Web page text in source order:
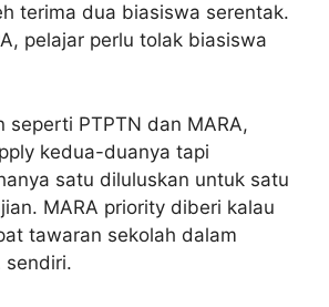
terima dua biasiswa serentak.
pelajar perlu tolak biasiswa
seperti PTPTN dan MARA,
kedua-duanya tapi
satu diluluskan untuk satu
MARA priority diberi kalau
tawaran sekolah dalam
sendiri.